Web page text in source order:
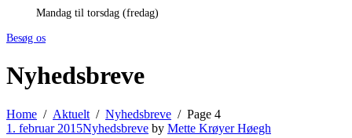
Mandag til torsdag (fredag)
Besøg os
Nyhedsbreve
Home Aktuelt Nyhedsbreve
Page 4
1. februar 2015Nyhedsbreve by Mette Krøyer Høegh